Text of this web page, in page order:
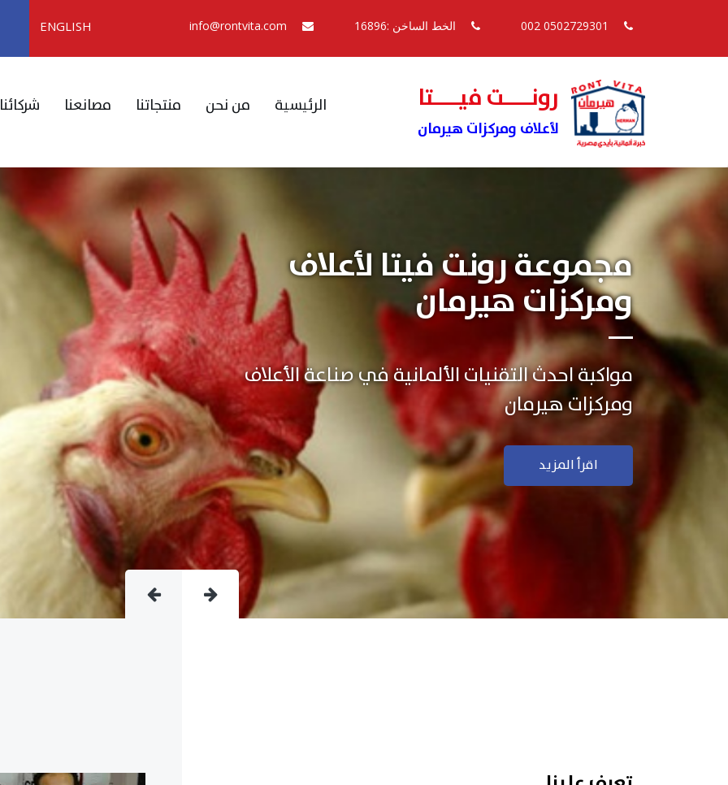
الخط الساخن :16896 ENGLISH
رونــــت فيــــتا
لأعلاف ومركزات هيرمان
الرئيسية من نحن منتجاتنا مصانعنا شركائنا
مجموعة رونت فيتا لأعلاف
ومركزات هيرمان
نستخدم التكنولوجيا الألمانية المتقدمة فى صناعة
منتجاتنا بجودة ودقة عالية
اقرأ المزيد